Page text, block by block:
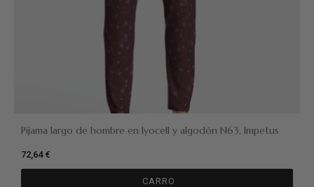
Pijama largo de hombre en lyocell y algodón N63, Impetus
72,64 €
CARRO